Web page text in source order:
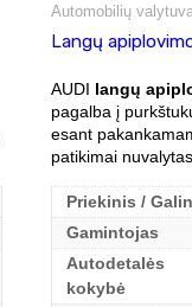
Automobilių
Langų
AUDI langų
pagalba į
esant
patikimai
Priekinis /
Gamintojas
Autodetalės
kokybė